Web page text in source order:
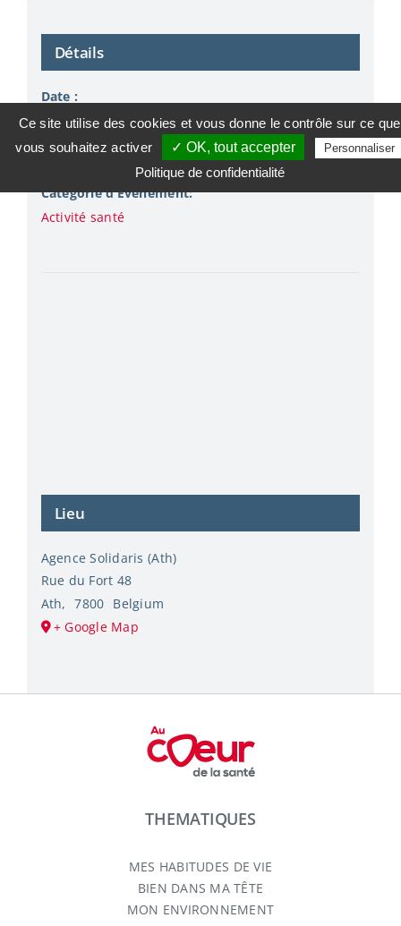
Détails
Date :
22 mai 2025
Heure :
Catégorie d’Évènement:
Activité santé
Lieu
Agence Solidaris (Ath)
Rue du Fort 48
Ath, 7800 Belgium
+ Google Map
THEMATIQUES
MES HABITUDES DE VIE
BIEN DANS MA TÊTE
MON ENVIRONNEMENT
Ce site utilise des cookies et vous donne le contrôle sur ce que
vous souhaitez activer
✓ OK, tout accepter Personnaliser
Politique de confidentialité